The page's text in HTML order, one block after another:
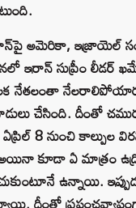
అమెరికా, ఇజ్రాయెల్
ఇరాన్ సుప్రీం లీడర్
నేతలంతా
చేసింది. దీంతో
8 నుంచి కాల్పుల
కూడా ఏ మాత్రం
ఉన్నాయి.